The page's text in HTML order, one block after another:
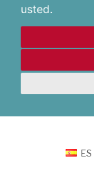
usted.
ES